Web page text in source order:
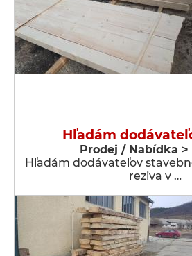
Hľadám
Prodej / Nabídka >
Hľadám dodávateľov
reziva v …